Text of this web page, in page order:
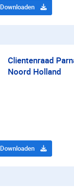
Downloaden
Clientenraad
Noord Holland
Downloaden